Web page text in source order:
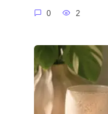
0 2